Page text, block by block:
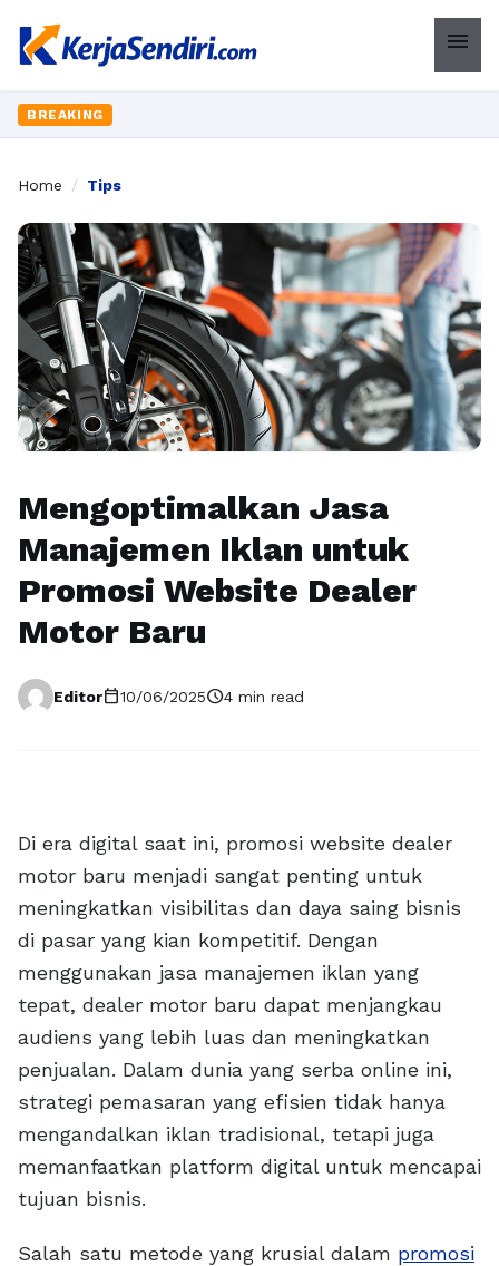
menu
BREAKING
Home / Tips
Mengoptimalkan Jasa
Manajemen Iklan untuk
Promosi Website Dealer
Motor Baru
Editorcalendar_today10/06/2025schedule4 min read
Di era digital saat ini, promosi website dealer
motor baru menjadi sangat penting untuk
meningkatkan visibilitas dan daya saing bisnis
di pasar yang kian kompetitif. Dengan
menggunakan jasa manajemen iklan yang
tepat, dealer motor baru dapat menjangkau
audiens yang lebih luas dan meningkatkan
penjualan. Dalam dunia yang serba online ini,
strategi pemasaran yang efisien tidak hanya
mengandalkan iklan tradisional, tetapi juga
memanfaatkan platform digital untuk mencapai
tujuan bisnis.
Salah satu metode yang krusial dalam promosi